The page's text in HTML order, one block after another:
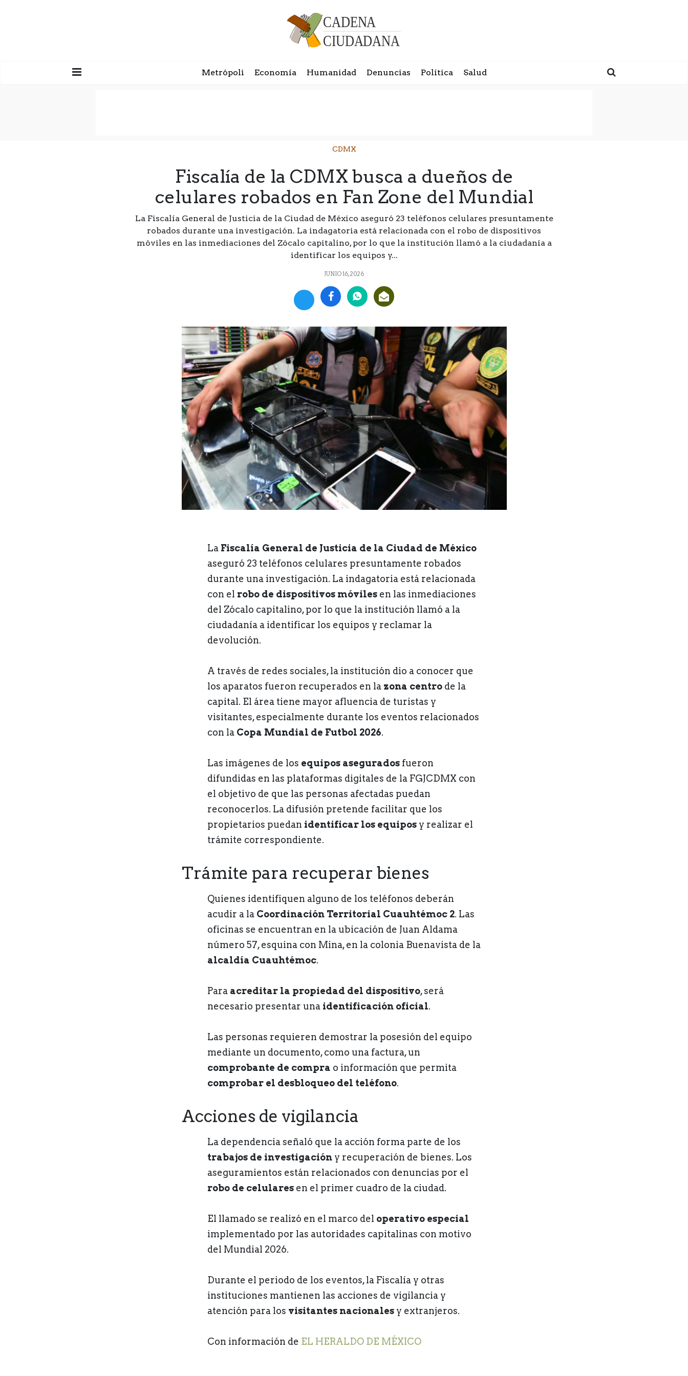
Metrópoli Economía Humanidad Denuncias Política Salud
CDMX
Fiscalía de la CDMX busca a dueños de
celulares robados en Fan Zone del Mundial
La Fiscalía General de Justicia de la Ciudad de México aseguró 23 teléfonos celulares presuntamente
robados durante una investigación. La indagatoria está relacionada con el robo de dispositivos
móviles en las inmediaciones del Zócalo capitalino, por lo que la institución llamó a la ciudadanía a
identificar los equipos y...
JUNIO 16, 2026
La Fiscalía General de Justicia de la Ciudad de México
aseguró 23 teléfonos celulares presuntamente robados
durante una investigación. La indagatoria está relacionada
con el robo de dispositivos móvilesen las inmediaciones
del Zócalo capitalino, por lo que la institución llamó a la
ciudadanía a identificar los equipos y reclamar la
devolución.
A través de redes sociales, la institución dio a conocer que
los aparatos fueron recuperados en la zona centrode la
capital. El área tiene mayor afluencia de turistas y
visitantes, especialmente durante los eventos relacionados
con la Copa Mundial de Futbol 2026.
Las imágenes de los equipos aseguradosfueron
difundidas en las plataformas digitales de la FGJCDMX con
el objetivo de que las personas afectadas puedan
reconocerlos. La difusión pretende facilitar que los
propietarios puedan identificar los equiposy realizar el
trámite correspondiente.
Trámite para recuperar bienes
Quienes identifiquen alguno de los teléfonos deberán
acudir a la Coordinación Territorial Cuauhtémoc 2. Las
oficinas se encuentran en la ubicación de Juan Aldama
número 57, esquina con Mina, en la colonia Buenavista de la
alcaldía Cuauhtémoc.
Para acreditar la propiedad del dispositivo, será
necesario presentar una identificación oficial.
Las personas requieren demostrar la posesión del equipo
mediante un documento, como una factura, un
comprobante de compra o información que permita
comprobar el desbloqueo del teléfono.
Acciones de vigilancia
La dependencia señaló que la acción forma parte de los
trabajos de investigacióny recuperación de bienes. Los
aseguramientos están relacionados con denuncias por el
robo de celularesen el primer cuadro de la ciudad.
El llamado se realizó en el marco del operativo especial
implementado por las autoridades capitalinas con motivo
del Mundial 2026.
Durante el periodo de los eventos, la Fiscalía y otras
instituciones mantienen las acciones de vigilancia y
atención para los visitantes nacionalesy extranjeros.
Con información de EL HERALDO DE MÉXICO